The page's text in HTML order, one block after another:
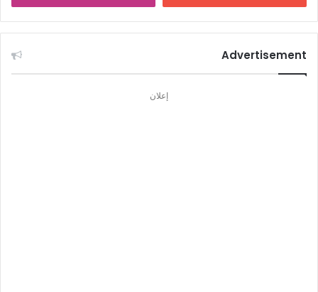
Advertisement
إعلان